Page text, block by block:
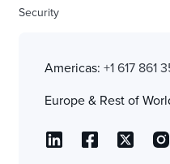
Security
Americas: +1 617 861
Europe & Rest of